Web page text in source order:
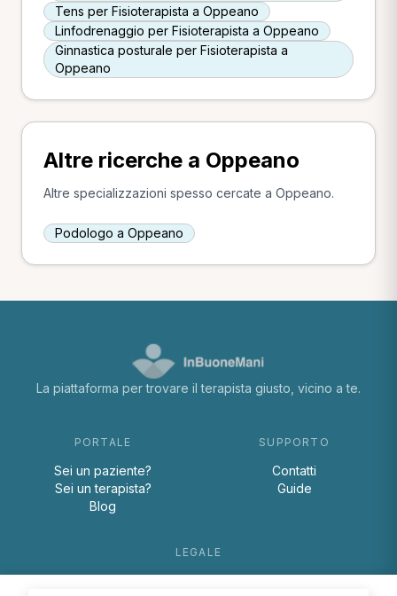
Tens per Fisioterapista a Oppeano
Linfodrenaggio per Fisioterapista a Oppeano
Ginnastica posturale per Fisioterapista a
Oppeano
Altre ricerche a Oppeano
Altre specializzazioni spesso cercate a Oppeano.
Podologo a Oppeano
La piattaforma per trovare il terapista giusto, vicino a te.
PORTALE
Sei un paziente?
Sei un terapista?
Blog
SUPPORTO
Contatti
Guide
LEGALE